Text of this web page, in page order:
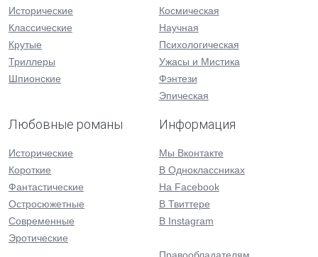
Исторические
Классические
Крутые
Триллеры
Шпионские
Космическая
Научная
Психологическая
Ужасы и Мистика
Фэнтези
Эпическая
Любовные романы
Исторические
Короткие
Фантастические
Остросюжетные
Современные
Эротические
Информация
Мы Вконтакте
В Одноклассниках
На Facebook
В Твиттере
В Instagram